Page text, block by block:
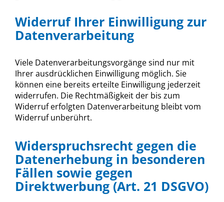
Widerruf Ihrer Einwilligung zur
Datenverarbeitung
Viele Datenverarbeitungsvorgänge sind nur mit
Ihrer ausdrücklichen Einwilligung möglich. Sie
können eine bereits erteilte Einwilligung jederzeit
widerrufen. Die Rechtmäßigkeit der bis zum
Widerruf erfolgten Datenverarbeitung bleibt vom
Widerruf unberührt.
Widerspruchsrecht gegen die
Datenerhebung in besonderen
Fällen sowie gegen
Direktwerbung (Art. 21 DSGVO)